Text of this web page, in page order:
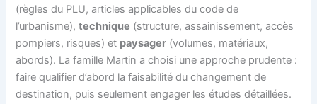
(règles du PLU, articles applicables du code de
l’urbanisme),technique (structure, assainissement, accès
pompiers, risques) et paysager (volumes, matériaux,
abords). La famille Martin a choisi une approche prudente :
faire qualifier d’abord la faisabilité du changement de
destination, puis seulement engager les études détaillées.